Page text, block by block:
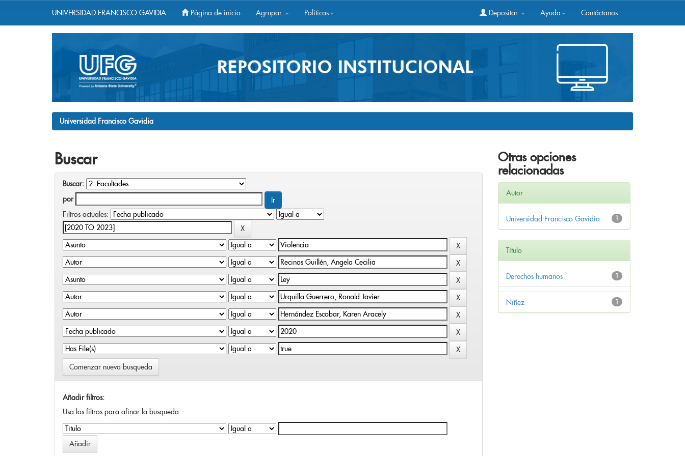
UNIVERSIDAD FRANCISCO GAVIDIA Página de inicio Agrupar Políticas Depositar Ayuda Contáctanos
Universidad Francisco Gavidia
Buscar
Buscar:
por
Filtros actuales:
Comenzar nueva busqueda
Añadir filtros:
Usa los filtros para afinar la busqueda.
Otras opciones
relacionadas
Autor
1
Universidad Francisco Gavidia
Título
1
Derechos humanos
1
Niñez